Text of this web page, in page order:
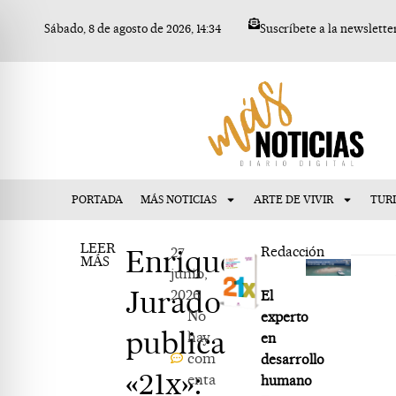
Sábado, 8 de agosto de 2026, 14:34 Suscríbete a la
PORTADA MÁS NOTICIAS ARTE DE VIVIR
LEER
MÁS
Enrique
Jurado
publica
«21x»:
27
junio,
2026
No
hay
com
enta
Redacción
El
experto
en
desarrollo
humano